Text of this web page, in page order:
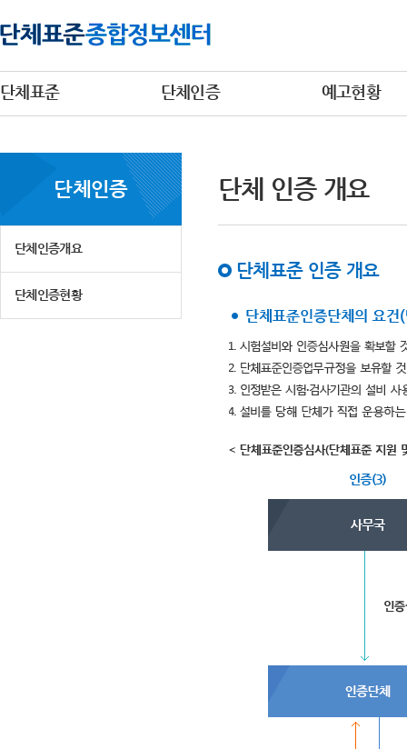
단체표준 단체인증 예고현황
단체인증
단체인증개요
단체인증현황
단체 인증 개요
단체표준 인증 개요